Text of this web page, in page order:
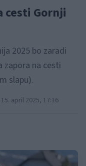
cesti Gornji
2025 bo zaradi
zapora na cesti
slapu).
april 2025, 17:16